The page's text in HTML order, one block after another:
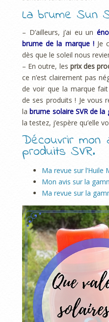
La brume Sun
– D’ailleurs, j’ai eu un
brume de la marque !Je
dès que le soleil nous
– En outre, les prix des
ce n’est clairement pas
de voir que la marque
de ses produits ! Je vous
labrume solaire SVR de la
la testez, j’espère qu’elle
Découvrir mon
produits SVR.
Ma revue sur l’Huile
Mon avis sur la
Ma revue sur la